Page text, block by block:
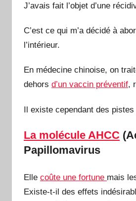
J’avais fait l’objet d’une
C’est ce qui m’a décidé à
l’intérieur.
En médecine chinoise, on
dehors d’un vaccin préventif,
Il existe cependant des
La molécule AHCC
Papillomavirus
Elle coûte une fortune mais
Existe-t-il des effets